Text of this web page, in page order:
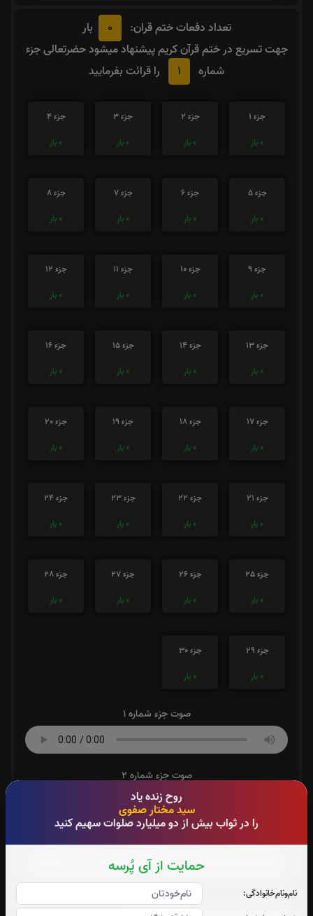
روح زنده یاد
سید مختار صفوی
را در ثواب بیش از دو میلیارد صلوات سهیم کنید
حمایت از آی پُرسه
نام‌و‌نام‌خانوادگی:
تعداد دفعات ختم قران: 0
بار
جهت تسریع در ختم قرآن کریم پیشنهاد میشود حضرتعالی جزء
شماره
1 را قرائت بفرمایید
جزء 1
0 بار
جزء 2
0 بار
جزء 3
0 بار
جزء 4
0 بار
جزء 5
0 بار
جزء 6
0 بار
جزء 7
0 بار
جزء 8
0 بار
جزء 9
0 بار
جزء 10
0 بار
جزء 11
0 بار
جزء 12
0 بار
جزء 13
0 بار
جزء 14
0 بار
جزء 15
0 بار
جزء 16
0 بار
جزء 17
0 بار
جزء 18
0 بار
جزء 19
0 بار
جزء 20
0 بار
جزء 21
0 بار
جزء 22
0 بار
جزء 23
0 بار
جزء 24
0 بار
جزء 25
0 بار
جزء 26
0 بار
جزء 27
0 بار
جزء 28
0 بار
جزء 29
0 بار
جزء 30
0 بار
صوت جزء شماره 1
صوت جزء شماره 2
صوت جزء شماره 4